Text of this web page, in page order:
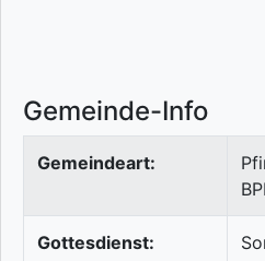
Gemeinde-Info
Gemeindeart:
Gottesdienst: